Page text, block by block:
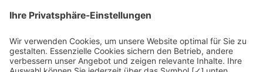
Kontakt
Datenschutz